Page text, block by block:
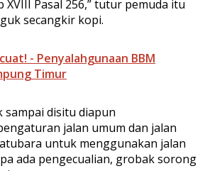
XVIII Pasal 256,” tutur pemuda itu
secangkir kopi.
- Penyalahgunaan BBM
Timur
sampai disitu diapun
jalan umum dan jalan
untuk menggunakan jalan
ada pengecualian, grobak sorong